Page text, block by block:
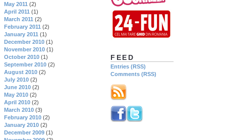
FEED
Entries (RSS)
Comments (RSS)
May 2011 (2)
April 2011 (1)
March 2011 (2)
February 2011 (2)
January 2011 (1)
December 2010 (1)
November 2010 (1)
October 2010 (1)
September 2010 (2)
August 2010 (2)
July 2010 (2)
June 2010 (2)
May 2010 (2)
April 2010 (2)
March 2010 (3)
February 2010 (2)
January 2010 (2)
December 2009 (1)